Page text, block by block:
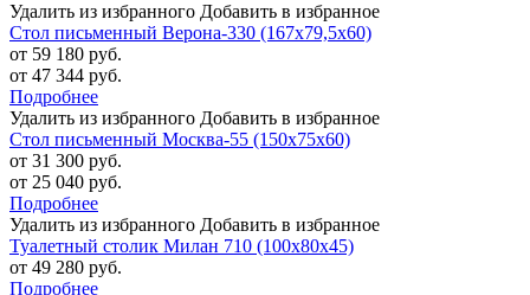
Удалить из избранного Добавить в избранное
Стол письменный Верона-330 (167х79,5х60)
от 59 180 руб.
от 47 344 руб.
Подробнее
Удалить из избранного Добавить в избранное
Стол письменный Москва-55 (150х75х60)
от 31 300 руб.
от 25 040 руб.
Подробнее
Удалить из избранного Добавить в избранное
Туалетный столик Милан 710 (100х80х45)
от 49 280 руб.
Подробнее